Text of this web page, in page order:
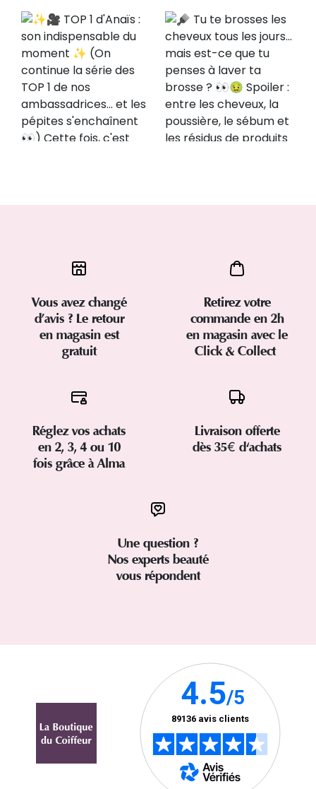
Vous avez changé
d’avis ? Le retour
en magasin est
gratuit
Retirez votre
commande en 2h
en magasin avec le
Click & Collect
Réglez vos achats
en 2, 3, 4 ou 10
fois grâce à Alma
Livraison offerte
dès 35€ d'achats
Une question ?
Nos experts beauté
vous répondent